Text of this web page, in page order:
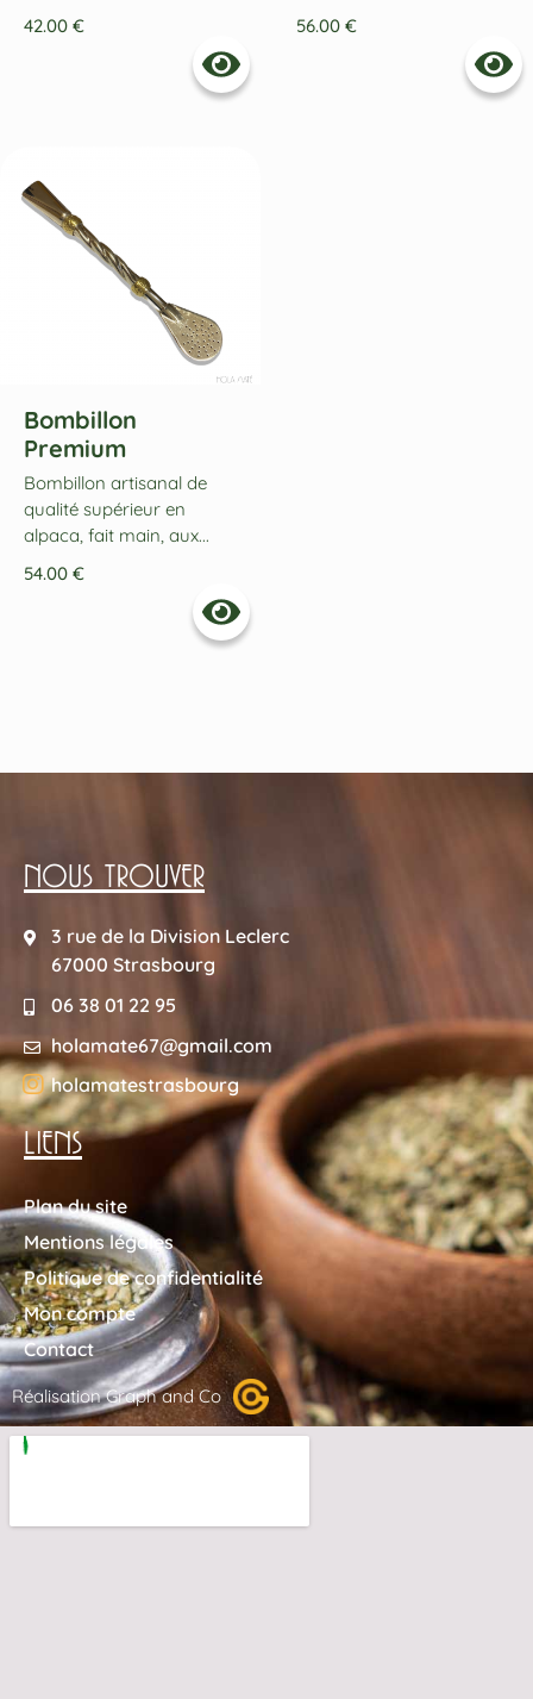
42.00 €
56.00 €
Bombillon
Premium
Bombillon artisanal de
qualité supérieur en
alpaca, fait main, aux...
54.00 €
NOUS TROUVER
3 rue de la Division Leclerc
67000 Strasbourg
06 38 01 22 95
holamate67@gmail.com
holamatestrasbourg
LIENS
Plan du site
Mentions légales
Politique de confidentialité
Mon compte
Contact
Réalisation Graph and Co